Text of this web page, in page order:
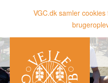
VGC.dk samler
Nyheder